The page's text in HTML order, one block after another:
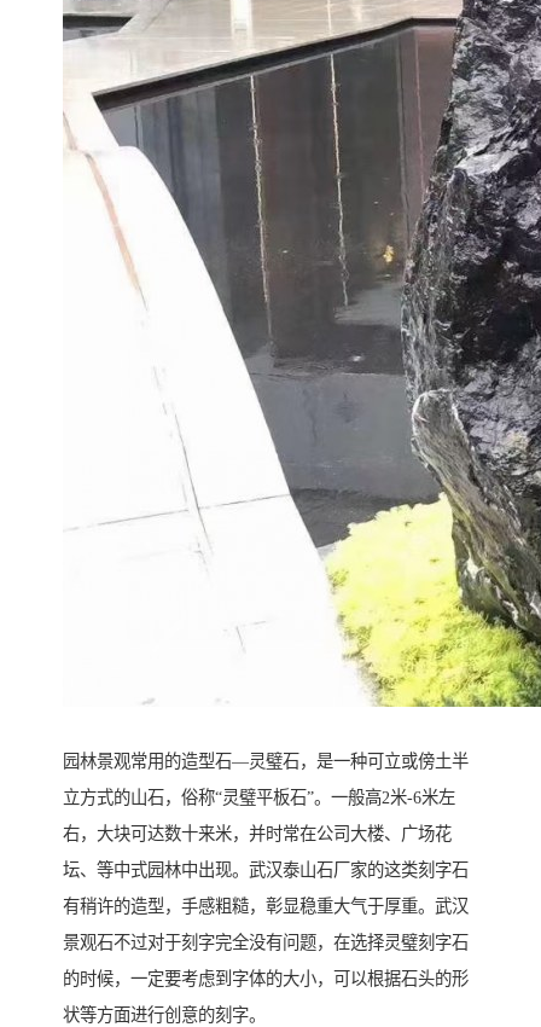
园林景观常用的造型石—灵璧石，是一种可立或傍土半
立方式的山石，俗称“灵璧平板石”。一般高2米-6米左
右，大块可达数十来米，并时常在公司大楼、广场花
坛、等中式园林中出现。武汉泰山石厂家的这类刻字石
有稍许的造型，手感粗糙，彰显稳重大气于厚重。武汉
景观石不过对于刻字完全没有问题，在选择灵璧刻字石
的时候，一定要考虑到字体的大小，可以根据石头的形
状等方面进行创意的刻字。